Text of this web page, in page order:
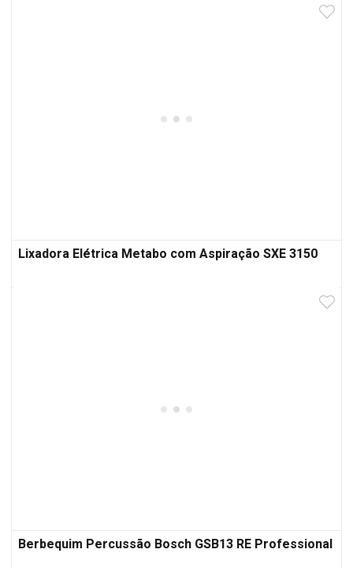
Lixadora Elétrica Metabo com Aspiração SXE 3150
Berbequim Percussão Bosch GSB13 RE Professional